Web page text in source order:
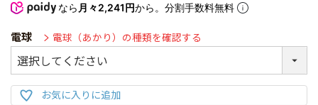
なら 月々2,241円から。分割手数料無料
電球 電球（あかり）の種類を確認する